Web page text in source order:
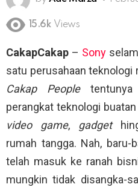
15.6k Views
CakapCakap – Sony
satu perusahaan teknologi
Cakap Peopletentunya
perangkat teknologi
video game, gadget
rumah tangga. Nah, baru-
telah masuk ke ranah
mungkin tidak disangka-